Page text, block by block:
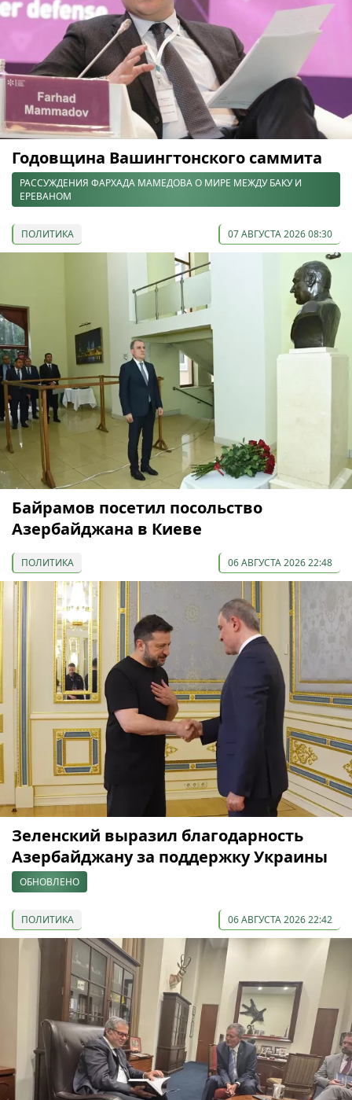
Годовщина Вашингтонского саммита
РАССУЖДЕНИЯ ФАРХАДА МАМЕДОВА О МИРЕ МЕЖДУ БАКУ И
ЕРЕВАНОМ
ПОЛИТИКА 07 АВГУСТА 2026 08:30
Байрамов посетил посольство
Азербайджана в Киеве
ПОЛИТИКА 06 АВГУСТА 2026 22:48
Зеленский выразил благодарность
Азербайджану за поддержку Украины
ОБНОВЛЕНО
ПОЛИТИКА 06 АВГУСТА 2026 22:42